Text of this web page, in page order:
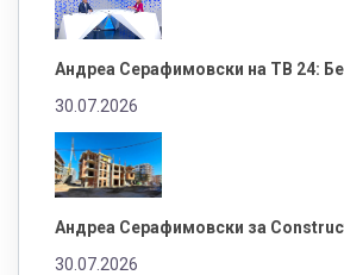
Андреа Серафимовски на ТВ 24:
30.07.2026
Андреа Серафимовски за
30.07.2026